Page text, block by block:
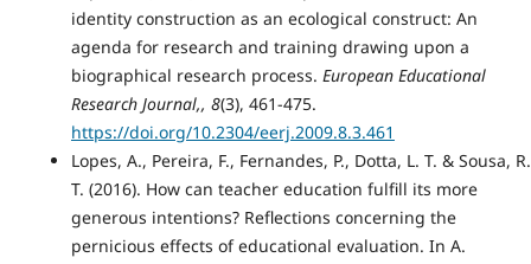
identity construction as an ecological construct: An
agenda for research and training drawing upon a
biographical research process. European Educational
Research Journal,, 8(3), 461-475.
https://doi.org/10.2304/eerj.2009.8.3.461
Lopes, A., Pereira, F., Fernandes, P., Dotta, L. T. & Sousa, R.
T. (2016). How can teacher education fulfill its more
generous intentions? Reflections concerning the
pernicious effects of educational evaluation. In A.